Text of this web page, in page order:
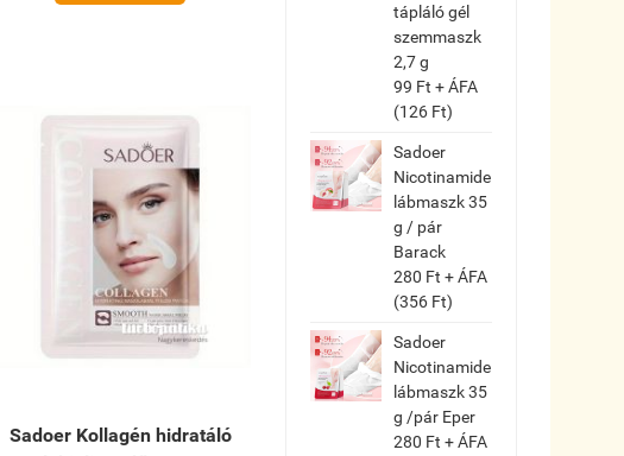
Sadoer Kollagén hidratáló
tápláló gél
szemmaszk
2,7 g
99 Ft + ÁFA
(126 Ft)
Sadoer
Nicotinamide
lábmaszk 35
g / pár
Barack
280 Ft + ÁFA
(356 Ft)
Sadoer
Nicotinamide
lábmaszk 35
g /pár Eper
280 Ft + ÁFA